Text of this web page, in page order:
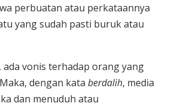
perbuatan atau perkataannya
yang sudah pasti buruk atau
ada vonis terhadap orang yang
dengan kata berdalih, media
dan menuduh atau